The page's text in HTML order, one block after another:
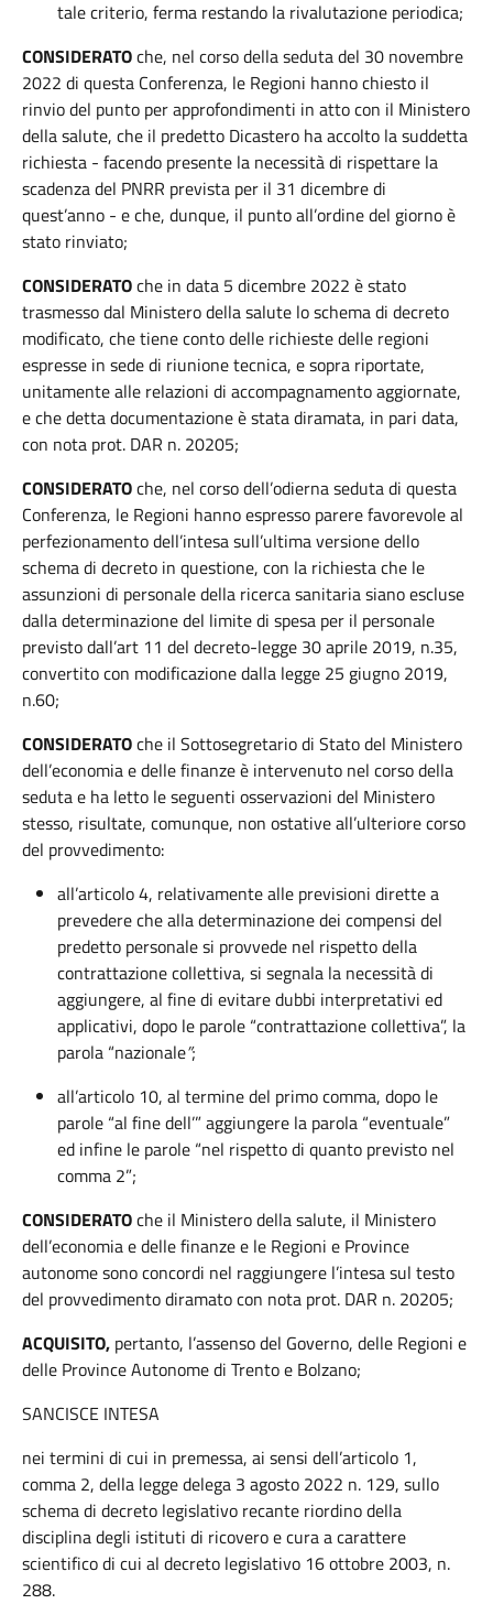
tale criterio, ferma restando la rivalutazione periodica;
CONSIDERATOche, nel corso della seduta del 30 novembre
2022 di questa Conferenza, le Regioni hanno chiesto il
rinvio del punto per approfondimenti in atto con il Ministero
della salute, che il predetto Dicastero ha accolto la suddetta
richiesta - facendo presente la necessità di rispettare la
scadenza del PNRR prevista per il 31 dicembre di
quest’anno - e che, dunque, il punto all’ordine del giorno è
stato rinviato;
CONSIDERATOche in data 5 dicembre 2022 è stato
trasmesso dal Ministero della salute lo schema di decreto
modificato, che tiene conto delle richieste delle regioni
espresse in sede di riunione tecnica, e sopra riportate,
unitamente alle relazioni di accompagnamento aggiornate,
e che detta documentazione è stata diramata, in pari data,
con nota prot. DAR n. 20205;
CONSIDERATOche, nel corso dell’odierna seduta di questa
Conferenza, le Regioni hanno espresso parere favorevole al
perfezionamento dell’intesa sull’ultima versione dello
schema di decreto in questione, con la richiesta che le
assunzioni di personale della ricerca sanitaria siano escluse
dalla determinazione del limite di spesa per il personale
previsto dall’art 11 del decreto-legge 30 aprile 2019, n.35,
convertito con modificazione dalla legge 25 giugno 2019,
n.60;
CONSIDERATOche il Sottosegretario di Stato del Ministero
dell’economia e delle finanze è intervenuto nel corso della
seduta e ha letto le seguenti osservazioni del Ministero
stesso, risultate, comunque, non ostative all’ulteriore corso
del provvedimento:
all’articolo 4, relativamente alle previsioni dirette a
prevedere che alla determinazione dei compensi del
predetto personale si provvede nel rispetto della
contrattazione collettiva, si segnala la necessità di
aggiungere, al fine di evitare dubbi interpretativi ed
applicativi, dopo le parole “contrattazione collettiva”, la
parola “nazionale”;
all’articolo 10, al termine del primo comma, dopo le
parole “al fine dell’” aggiungere la parola “eventuale”
ed infine le parole “nel rispetto di quanto previsto nel
comma 2”;
CONSIDERATOche il Ministero della salute, il Ministero
dell’economia e delle finanze e le Regioni e Province
autonome sono concordi nel raggiungere l’intesa sul testo
del provvedimento diramato con nota prot. DAR n. 20205;
ACQUISITO, pertanto, l’assenso del Governo, delle Regioni e
delle Province Autonome di Trento e Bolzano;
SANCISCE INTESA
nei termini di cui in premessa, ai sensi dell’articolo 1,
comma 2, della legge delega 3 agosto 2022 n. 129, sullo
schema di decreto legislativo recante riordino della
disciplina degli istituti di ricovero e cura a carattere
scientifico di cui al decreto legislativo 16 ottobre 2003, n.
288.